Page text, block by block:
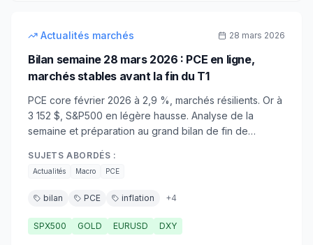
Actualités marchés 28 mars 2026
Bilan semaine 28 mars 2026 : PCE en ligne,
marchés stables avant la fin du T1
PCE core février 2026 à 2,9 %, marchés résilients. Or à
3 152 $, S&P500 en légère hausse. Analyse de la
semaine et préparation au grand bilan de fin de
SUJETS ABORDÉS :
Actualités Macro PCE
bilan PCE inflation +4
SPX500 GOLD EURUSD DXY